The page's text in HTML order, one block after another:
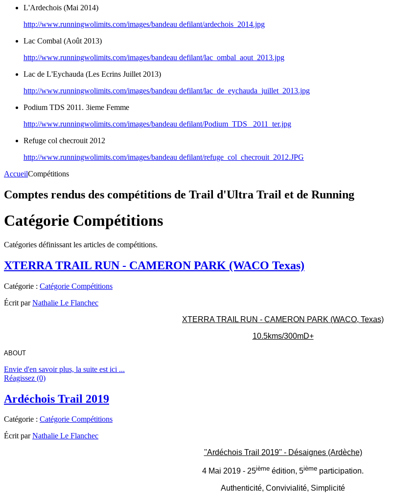
L'Ardechois (Mai 2014)
http://www.runningwolimits.com/images/bandeau defilant/ardechois_2014.jpg
Lac Combal (Août 2013)
http://www.runningwolimits.com/images/bandeau defilant/lac_ombal_aout_2013.jpg
Lac de L'Eychauda (Les Ecrins Juillet 2013)
http://www.runningwolimits.com/images/bandeau defilant/lac_de_eychauda_juillet_2013.jpg
Podium TDS 2011. 3ieme Femme
http://www.runningwolimits.com/images/bandeau defilant/Podium_TDS_ 2011_ter.jpg
Refuge col checrouit 2012
http://www.runningwolimits.com/images/bandeau defilant/refuge_col_checrouit_2012.JPG
AccueilCompétitions
Comptes rendus des compétitions de Trail d'Ultra Trail et de Running
Catégorie Compétitions
Catégories définissant les articles de compétitions.
XTERRA TRAIL RUN - CAMERON PARK (WACO Texas)
Catégorie : Catégorie Compétitions
Écrit parNathalie Le Flanchec
XTERRA TRAIL RUN - CAMERON PARK (WACO, Texas)
10.5kms/300mD+
ABOUT
Envie d'en savoir plus, la suite est ici ...
Réagissez (0)
Ardéchois Trail 2019
Catégorie : Catégorie Compétitions
Écrit parNathalie Le Flanchec
''Ardéchois Trail 2019'' - Désaignes (Ardèche)
4 Mai 2019 - 25ième édition, 5ième participation.
Authenticité, Convivialité, Simplicité